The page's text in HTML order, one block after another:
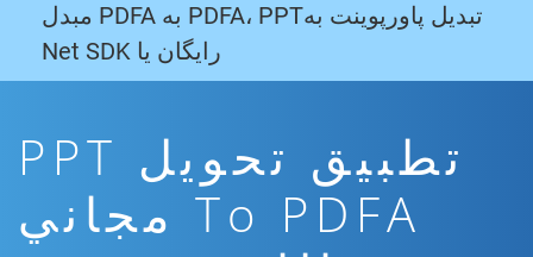
تبدیل پاورپوینت بهPDFA، PPT به PDFA مبدل
رایگان یا Net SDK
تطبيق تحويل PPT
To PDFA مجاني